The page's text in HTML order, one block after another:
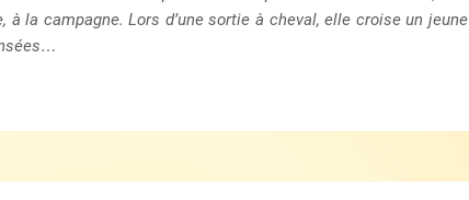
à la campagne. Lors d’une sortie à cheval, elle croise un jeune